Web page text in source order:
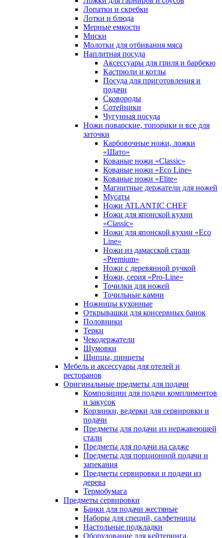
Лопатки и скребки
Лотки и блюда
Мерные емкости
Миски
Молотки для отбивания мяса
Наплитная посуда
Аксессуары для гриля и барбекю
Кастрюли и котлы
Посуда для приготовления и
подачи
Сковороды
Сотейники
Чугунная посуда
Ножи поварские, топорики и все для
заточки
Карбовочные ножи, ложки
«Шато»
Кованые ножи «Classic»
Кованые ножи «Eco Line»
Кованые ножи «Elite»
Магнитные держатели для ножей
Мусаты
Ножи ATLANTIC CHEF
Ножи для японской кухни
«Classic»
Ножи для японской кухни «Eco
Line»
Ножи из дамасской стали
«Premium»
Ножи с деревянной ручкой
Ножи, серия «Pro-Line»
Точилки для ножей
Точильные камни
Ножницы кухонные
Открывашки для консервных банок
Половники
Терки
Чекодержатели
Шумовки
Щипцы, пинцеты
Мебель и аксессуары для отелей и
ресторанов
Оригинальные предметы для подачи
Композиции для подачи комплиментов
и закусок
Корзинки, ведерки для сервировки и
подачи
Предметы для подачи из нержавеющей
стали
Предметы для подачи на садже
Предметы для порционной подачи и
запекания
Предметы сервировки и подачи из
дерева
Термобумага
Предметы сервировки
Банки для подачи жестяные
Наборы для специй, салфетницы
Настольные подкладки
Оборудование для кейтеринга,